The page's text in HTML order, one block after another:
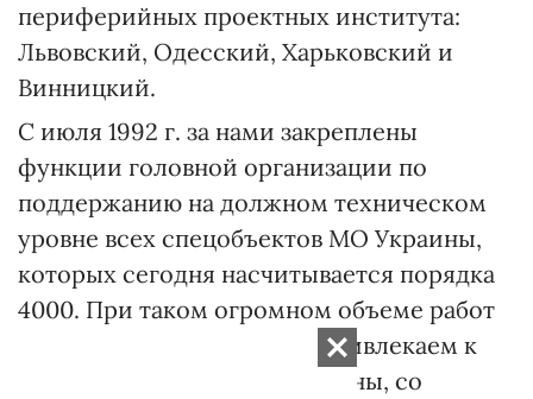
периферийных проектных института:
Львовский, Одесский, Харьковский и
Винницкий.
С июля 1992 г. за нами закреплены
функции головной организации по
поддержанию на должном техническом
уровне всех спецобъектов МО Украины,
которых сегодня насчитывается порядка
4000. При таком огромном объеме работ
мы, естественно, широко привлекаем к
ним ведущие НИИ и КБ страны, со